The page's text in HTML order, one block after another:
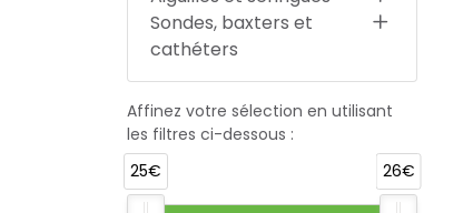
Sondes, baxters et
cathéters
Affinez votre sélection en utilisant
les filtres ci-dessous :
25€
26€